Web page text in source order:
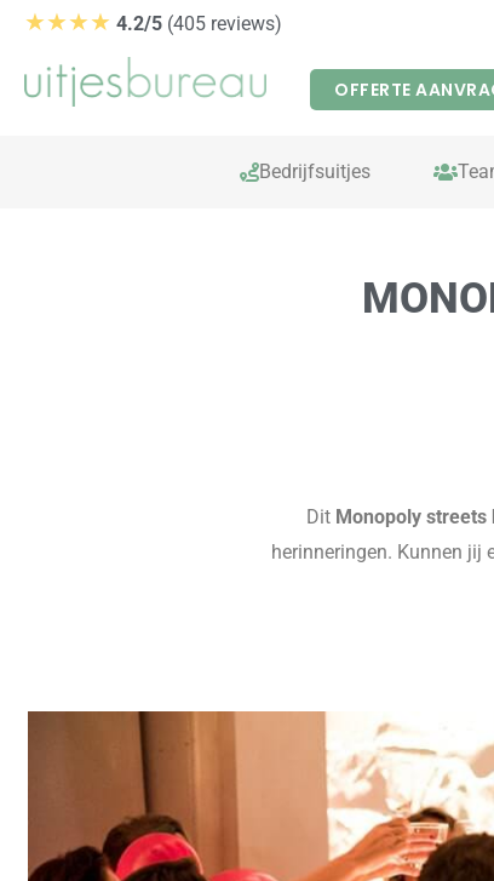
★★★★ 4.2/5 (405 reviews)
OFFERTE
Bedrijfsuitjes
Dit Monopoly
herinneringen. Kunnen jij